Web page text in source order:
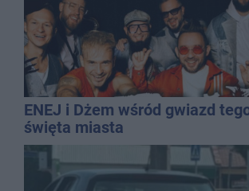
ENEJ i Dżem wśród gwiazd
święta miasta